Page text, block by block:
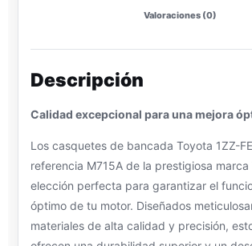
Valoraciones (0)
Descripción
Calidad excepcional para una mejora
Los casquetes de bancada Toyota 1ZZ-
referencia M715A de la prestigiosa marca
elección perfecta para garantizar el
óptimo de tu motor. Diseñados
materiales de alta calidad y precisión,